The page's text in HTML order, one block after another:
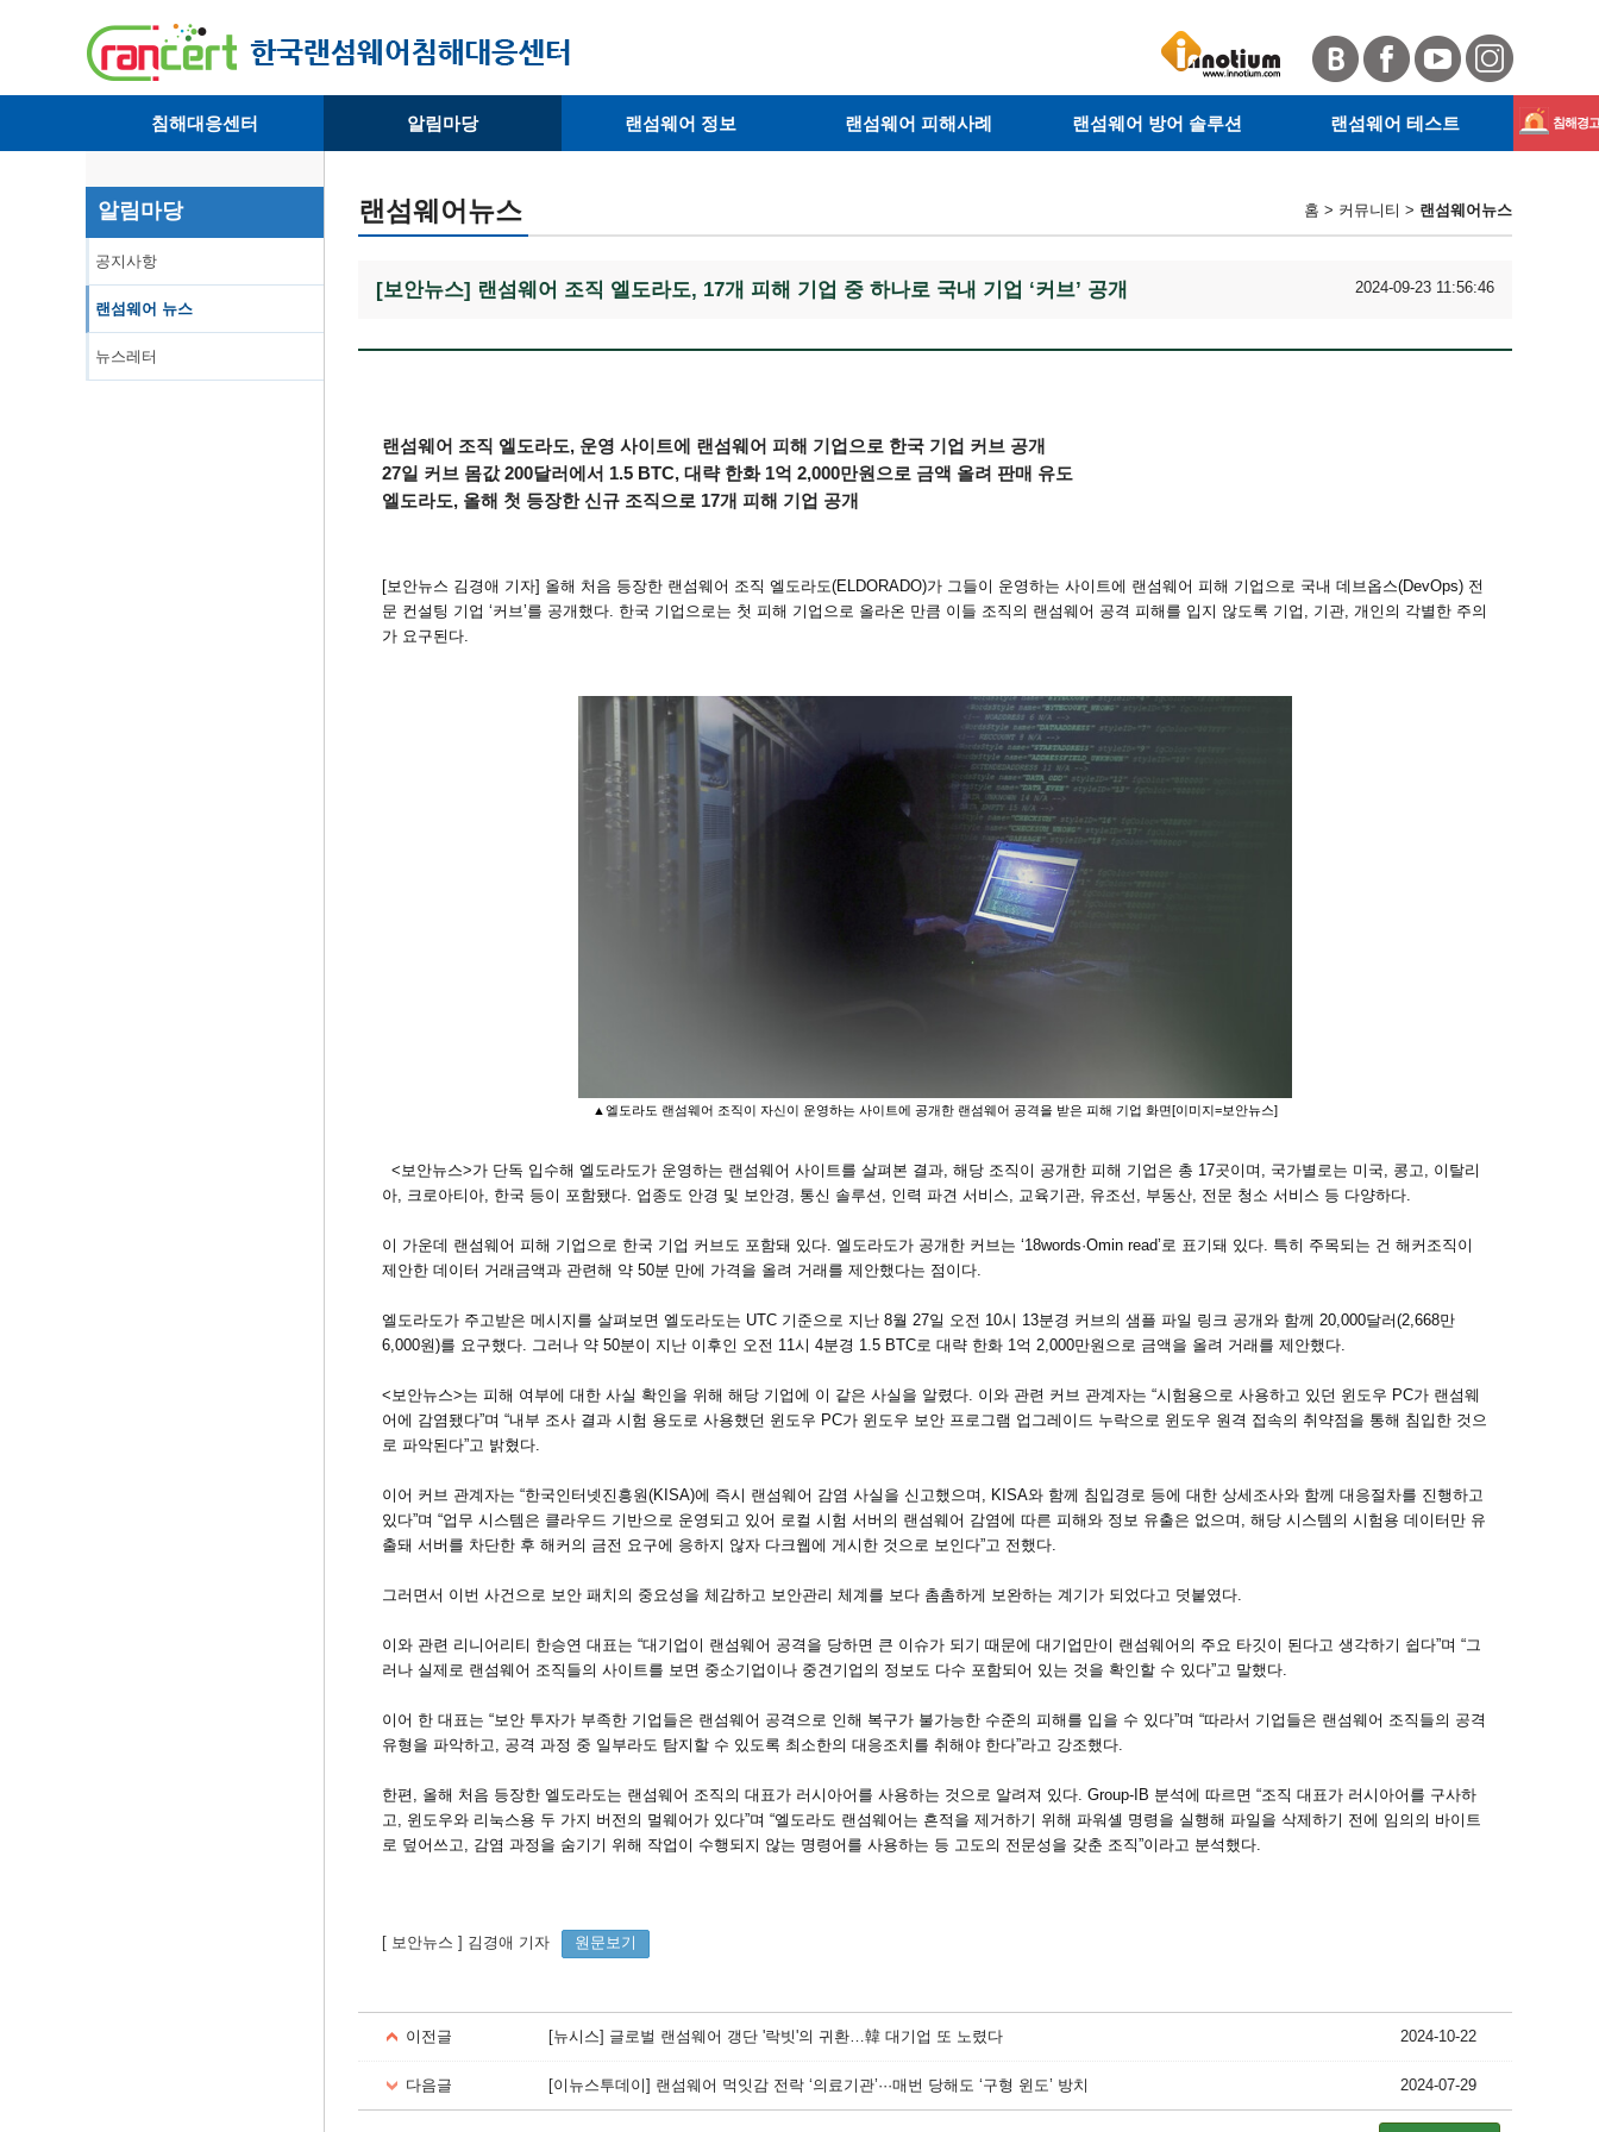
침해경
침해대응센터
· 침해피해신고
· 개인정보취급방침
알림마당
· 뉴스레터
랜섬웨어 정보 랜섬웨어 피해사례 랜섬웨어 방어 솔루션 랜섬웨어 테스트
· RanSim 설치 안내
알림마당
공지사항
랜섬웨어 뉴스
뉴스레터
홈 > 커뮤니티 > 랜섬웨어뉴스
랜섬웨어뉴스
[보안뉴스] 랜섬웨어 조직 엘도라도, 17개 피해 기업 중 하나로 국내 기업 ‘커브’ 공개 2024-09-23 11:56:46
랜섬웨어 조직 엘도라도, 운영 사이트에 랜섬웨어 피해 기업으로 한국 기업 커브 공개
27일 커브 몸값 200달러에서 1.5 BTC, 대략 한화 1억 2,000만원으로 금액 올려 판매 유도
엘도라도, 올해 첫 등장한 신규 조직으로 17개 피해 기업 공개
[보안뉴스 김경애 기자] 올해 처음 등장한 랜섬웨어 조직 엘도라도(ELDORADO)가 그들이 운영하는 사이트에 랜섬웨어 피해 기업으로 국내 데브옵스(DevOps) 전
문 컨설팅 기업 ‘커브’를 공개했다. 한국 기업으로는 첫 피해 기업으로 올라온 만큼 이들 조직의 랜섬웨어 공격 피해를 입지 않도록 기업, 기관, 개인의 각별한 주의
가 요구된다.
▲엘도라도 랜섬웨어 조직이 자신이 운영하는 사이트에 공개한 랜섬웨어 공격을 받은 피해 기업 화면[이미지=보안뉴스]
<보안뉴스>가 단독 입수해 엘도라도가 운영하는 랜섬웨어 사이트를 살펴본 결과, 해당 조직이 공개한 피해 기업은 총 17곳이며, 국가별로는 미국, 콩고, 이탈리
아, 크로아티아, 한국 등이 포함됐다. 업종도 안경 및 보안경, 통신 솔루션, 인력 파견 서비스, 교육기관, 유조선, 부동산, 전문 청소 서비스 등 다양하다.
이 가운데 랜섬웨어 피해 기업으로 한국 기업 커브도 포함돼 있다. 엘도라도가 공개한 커브는 ‘18words·Omin read’로 표기돼 있다. 특히 주목되는 건 해커조직이
제안한 데이터 거래금액과 관련해 약 50분 만에 가격을 올려 거래를 제안했다는 점이다.
엘도라도가 주고받은 메시지를 살펴보면 엘도라도는 UTC 기준으로 지난 8월 27일 오전 10시 13분경 커브의 샘플 파일 링크 공개와 함께 20,000달러(2,668만
6,000원)를 요구했다. 그러나 약 50분이 지난 이후인 오전 11시 4분경 1.5 BTC로 대략 한화 1억 2,000만원으로 금액을 올려 거래를 제안했다.
<보안뉴스>는 피해 여부에 대한 사실 확인을 위해 해당 기업에 이 같은 사실을 알렸다. 이와 관련 커브 관계자는 “시험용으로 사용하고 있던 윈도우 PC가 랜섬웨
어에 감염됐다”며 “내부 조사 결과 시험 용도로 사용했던 윈도우 PC가 윈도우 보안 프로그램 업그레이드 누락으로 윈도우 원격 접속의 취약점을 통해 침입한 것으
로 파악된다”고 밝혔다.
이어 커브 관계자는 “한국인터넷진흥원(KISA)에 즉시 랜섬웨어 감염 사실을 신고했으며, KISA와 함께 침입경로 등에 대한 상세조사와 함께 대응절차를 진행하고
있다”며 “업무 시스템은 클라우드 기반으로 운영되고 있어 로컬 시험 서버의 랜섬웨어 감염에 따른 피해와 정보 유출은 없으며, 해당 시스템의 시험용 데이터만 유
출돼 서버를 차단한 후 해커의 금전 요구에 응하지 않자 다크웹에 게시한 것으로 보인다”고 전했다.
그러면서 이번 사건으로 보안 패치의 중요성을 체감하고 보안관리 체계를 보다 촘촘하게 보완하는 계기가 되었다고 덧붙였다.
이와 관련 리니어리티 한승연 대표는 “대기업이 랜섬웨어 공격을 당하면 큰 이슈가 되기 때문에 대기업만이 랜섬웨어의 주요 타깃이 된다고 생각하기 쉽다”며 “그
러나 실제로 랜섬웨어 조직들의 사이트를 보면 중소기업이나 중견기업의 정보도 다수 포함되어 있는 것을 확인할 수 있다”고 말했다.
이어 한 대표는 “보안 투자가 부족한 기업들은 랜섬웨어 공격으로 인해 복구가 불가능한 수준의 피해를 입을 수 있다”며 “따라서 기업들은 랜섬웨어 조직들의 공격
유형을 파악하고, 공격 과정 중 일부라도 탐지할 수 있도록 최소한의 대응조치를 취해야 한다”라고 강조했다.
한편, 올해 처음 등장한 엘도라도는 랜섬웨어 조직의 대표가 러시아어를 사용하는 것으로 알려져 있다. Group-IB 분석에 따르면 “조직 대표가 러시아어를 구사하
고, 윈도우와 리눅스용 두 가지 버전의 멀웨어가 있다”며 “엘도라도 랜섬웨어는 흔적을 제거하기 위해 파워셸 명령을 실행해 파일을 삭제하기 전에 임의의 바이트
로 덮어쓰고, 감염 과정을 숨기기 위해 작업이 수행되지 않는 명령어를 사용하는 등 고도의 전문성을 갖춘 조직”이라고 분석했다.
[ 보안뉴스 ] 김경애 기자 원문보기
이전글 [뉴시스] 글로벌 랜섬웨어 갱단 '락빗'의 귀환…韓 대기업 또 노렸다 2024-10-22
다음글 [이뉴스투데이] 랜섬웨어 먹잇감 전락 ‘의료기관’···매번 당해도 ‘구형 윈도’ 방치 2024-07-29